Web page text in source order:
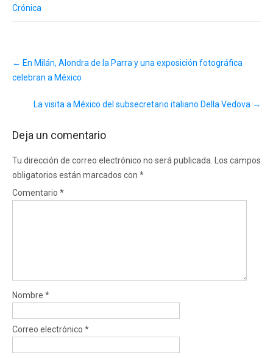
Crónica
navigation
← En Milán, Alondra de la Parra y una exposición fotográfica
celebran a México
La visita a México del subsecretario italiano Della Vedova →
Deja un comentario
Tu dirección de correo electrónico no será publicada.
Los campos
obligatorios están marcados con *
Comentario *
Nombre *
Correo electrónico *